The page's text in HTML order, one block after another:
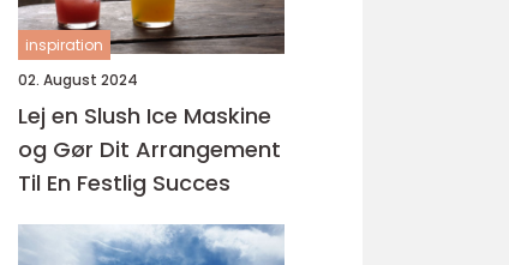
inspiration
02. August 2024
Lej en Slush Ice Maskine
og Gør Dit Arrangement
Til En Festlig Succes